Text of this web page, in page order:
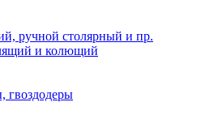
ручной столярный и пр.
и колющий
гвоздодеры